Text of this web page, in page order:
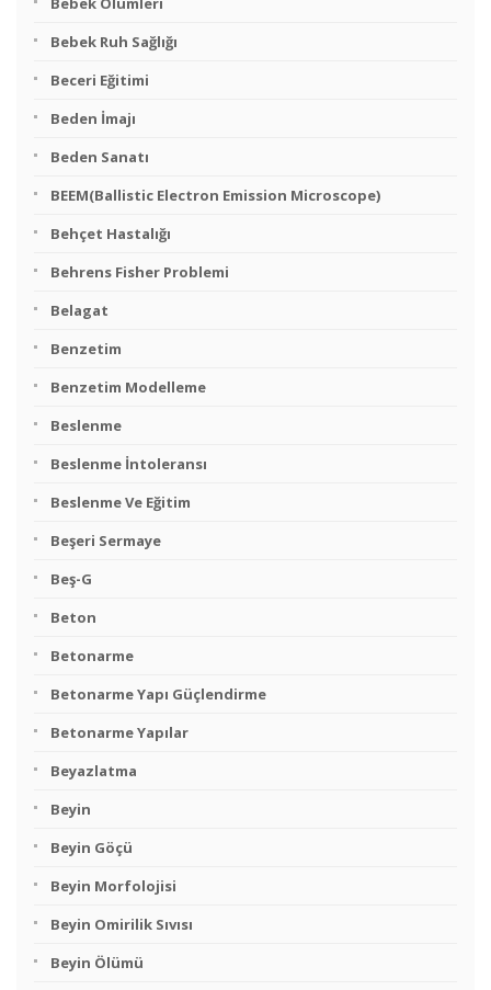
Bebek Ruh Sağlığı
Beceri Eğitimi
Beden İmajı
Beden Sanatı
BEEM(Ballistic Electron Emission Microscope)
Behçet Hastalığı
Behrens Fisher Problemi
Belagat
Benzetim
Benzetim Modelleme
Beslenme
Beslenme İntoleransı
Beslenme Ve Eğitim
Beşeri Sermaye
Beş-G
Beton
Betonarme
Betonarme Yapı Güçlendirme
Betonarme Yapılar
Beyazlatma
Beyin
Beyin Göçü
Beyin Morfolojisi
Beyin Omirilik Sıvısı
Beyin Ölümü